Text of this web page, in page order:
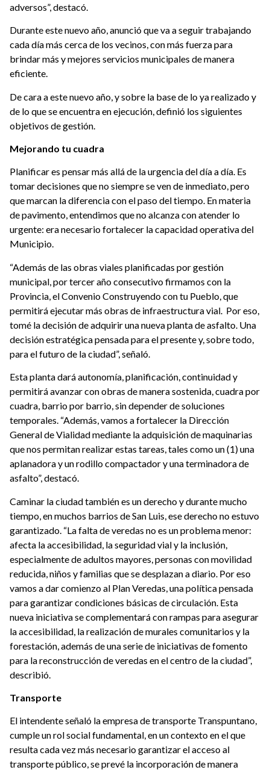
adversos”, destacó.
Durante este nuevo año, anunció que va a seguir trabajando
cada día más cerca de los vecinos, con más fuerza para
brindar más y mejores servicios municipales de manera
eficiente.
De cara a este nuevo año, y sobre la base de lo ya realizado y
de lo que se encuentra en ejecución, definió los siguientes
objetivos de gestión.
Mejorando tu cuadra
Planificar es pensar más allá de la urgencia del día a día. Es
tomar decisiones que no siempre se ven de inmediato, pero
que marcan la diferencia con el paso del tiempo. En materia
de pavimento, entendimos que no alcanza con atender lo
urgente: era necesario fortalecer la capacidad operativa del
Municipio.
“Además de las obras viales planificadas por gestión
municipal, por tercer año consecutivo firmamos con la
Provincia, el Convenio Construyendo con tu Pueblo, que
permitirá ejecutar más obras de infraestructura vial. Por eso,
tomé la decisión de adquirir una nueva planta de asfalto. Una
decisión estratégica pensada para el presente y, sobre todo,
para el futuro de la ciudad”, señaló.
Esta planta dará autonomía, planificación, continuidad y
permitirá avanzar con obras de manera sostenida, cuadra por
cuadra, barrio por barrio, sin depender de soluciones
temporales. “Además, vamos a fortalecer la Dirección
General de Vialidad mediante la adquisición de maquinarias
que nos permitan realizar estas tareas, tales como un (1) una
aplanadora y un rodillo compactador y una terminadora de
asfalto”, destacó.
Caminar la ciudad también es un derecho y durante mucho
tiempo, en muchos barrios de San Luis, ese derecho no estuvo
garantizado. “La falta de veredas no es un problema menor:
afecta la accesibilidad, la seguridad vial y la inclusión,
especialmente de adultos mayores, personas con movilidad
reducida, niños y familias que se desplazan a diario. Por eso
vamos a dar comienzo al Plan Veredas, una política pensada
para garantizar condiciones básicas de circulación. Esta
nueva iniciativa se complementará con rampas para asegurar
la accesibilidad, la realización de murales comunitarios y la
forestación, además de una serie de iniciativas de fomento
para la reconstrucción de veredas en el centro de la ciudad”,
describió.
Transporte
El intendente señaló la empresa de transporte Transpuntano,
cumple un rol social fundamental, en un contexto en el que
resulta cada vez más necesario garantizar el acceso al
transporte público, se prevé la incorporación de manera